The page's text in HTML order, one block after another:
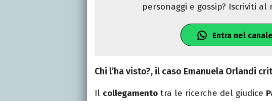
personaggi e gossip? Iscriviti
Entra nel
Chi l’ha visto?, il caso Emanuela Orlandi
Il collegamento tra le ricerche del giudice